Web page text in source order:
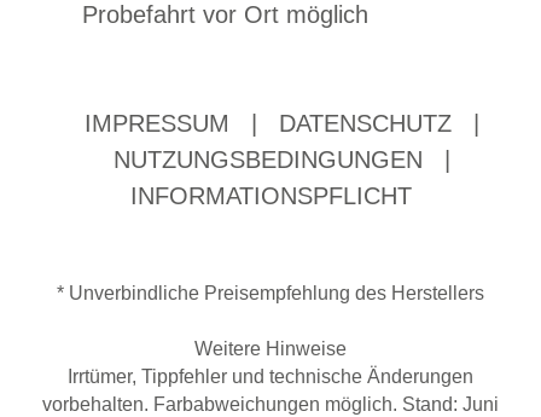
Probefahrt vor Ort möglich
IMPRESSUM DATENSCHUTZ
NUTZUNGSBEDINGUNGEN
INFORMATIONSPFLICHT
* Unverbindliche Preisempfehlung des Herstellers
Weitere Hinweise
Irrtümer, Tippfehler und technische Änderungen
vorbehalten. Farbabweichungen möglich. Stand: Juni